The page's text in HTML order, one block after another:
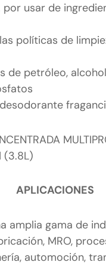
por usar de
políticas de
de petróleo,
(3.8L)
APLICACIONES
amplia gama de
MRO,
automoción,